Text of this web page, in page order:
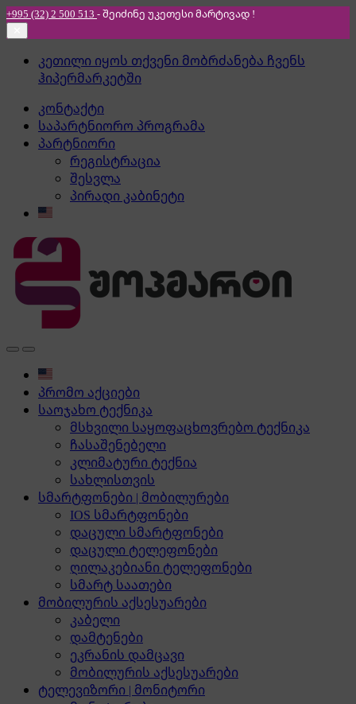
+995 (32) 2 500 513 - შეიძინე უკეთესიმარტივად !
Skip
Skip კეთილი იყოს თქვენი მობრძანება ჩვენს
ჰიპერმარკეტში
კონტაქტი
საპარტნიორო პროგრამა
პარტნიორი
რეგისტრაცია
შესვლა
პირადი კაბინეტი
პრომო აქციები
საოჯახო ტექნიკა
მსხვილი საყოფაცხოვრებო ტექნიკა
ჩასაშენებელი
კლიმატური ტექნია
სახლისთვის
სმარტფონები | მობილურები
IOS სმარტფონები
დაცული სმარტფონები
დაცული ტელეფონები
ღილაკებიანი ტელეფონები
სმარტ საათები
მობილურის აქსესუარები
კაბელი
დამტენები
ეკრანის დამცავი
მობილურის აქსესუარები
ტელევიზორი | მონიტორი